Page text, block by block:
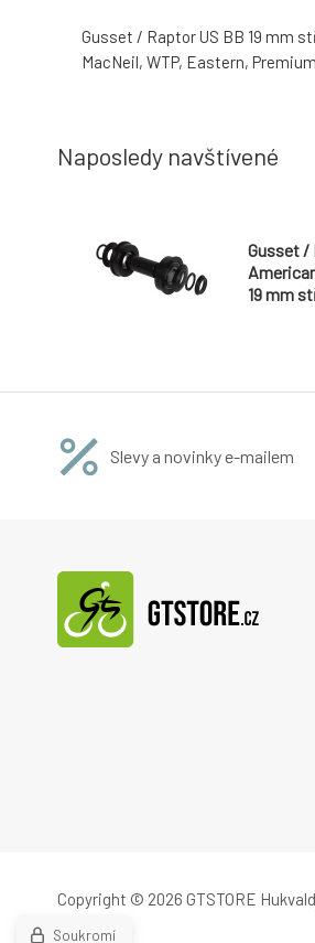
Gusset / Raptor US BB 19 mm
MacNeil, WTP, Eastern,
Naposledy navštívené
Gusset /
19 mm
Slevy a novinky e-mailem
Copyright © 2026 GTSTORE
Soukromí